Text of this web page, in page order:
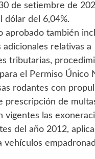
de setiembre de
dólar del 6,04%.
aprobado también
adicionales relativas a
tributarias,
el Permiso Único
rodantes con
prescripción de
vigentes las
del año 2012,
vehículos